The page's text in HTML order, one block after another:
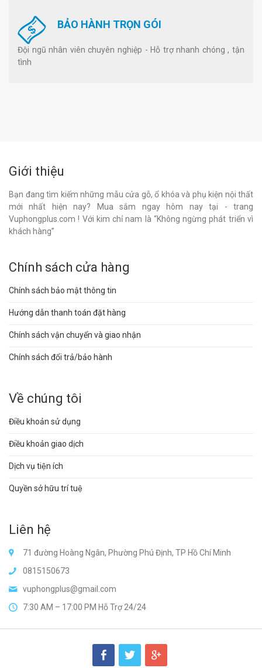
BẢO HÀNH TRỌN GÓI
Đội ngũ nhân viên chuyên nghiệp - Hỗ trợ nhanh chóng , tận
tình
Giới thiệu
Bạn đang tìm kiếm những mẫu cửa gỗ, ổ khóa và phụ kiện nội thất
mới nhất hiện nay? Mua sắm ngay hôm nay tại - trang
Vuphongplus.com ! Với kim chỉ nam là “Không ngừng phát triển vì
khách hàng”
Chính sách cửa hàng
Chính sách bảo mật thông tin
Hướng dẫn thanh toán đặt hàng
Chính sách vận chuyển và giao nhận
Chính sách đổi trả/bảo hành
Về chúng tôi
Điều khoản sử dụng
Điều khoản giao dịch
Dịch vụ tiện ích
Quyền sở hữu trí tuệ
Liên hệ
71 đường Hoàng Ngân, Phường Phú Định, TP Hồ Chí Minh
0815150673
vuphongplus@gmail.com
7:30 AM – 17:00 PM Hỗ Trợ 24/24